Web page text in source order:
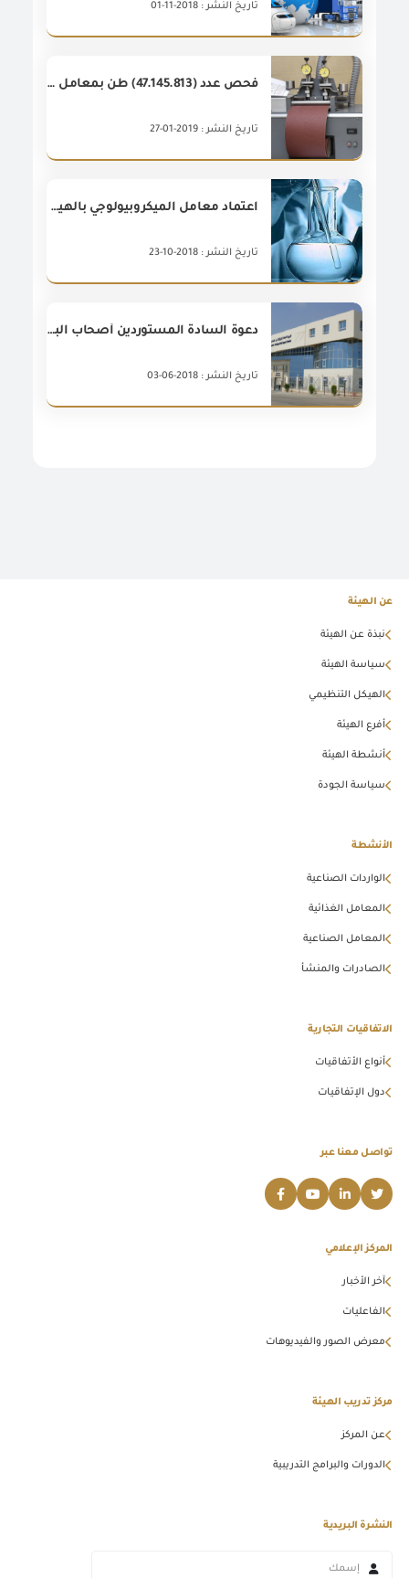
تاريخ النشر : 2018-11-01
فحص عدد (47.145.813) طن بمعامل الرقابة على الصادرات والواردات خلال عام 2018
تاريخ النشر : 2019-01-27
اعتماد معامل الميكروبيولوجي بالهيئة في إختبارات الكشف عن الأغذية المعدلة وراثياً
تاريخ النشر : 2018-10-23
دعوة السادة المستوردين أصحاب البطاقات الاستيرادية الذين تم توفيق أوضاعهم لاستلام البطاقات
تاريخ النشر : 2018-06-03
عن الهيئة
نبذة عن الهيئة
سياسة الهيئة
الهيكل التنظيمي
أفرع الهيئة
أنشطة الهيئة
سياسة الجودة
الأنشطة
الواردات الصناعية
المعامل الغذائية
المعامل الصناعية
الصادرات والمنشأ
الاتفاقيات التجارية
أنواع الأتفاقيات
دول الإتفاقيات
تواصل معنا عبر
المركز الإعلامي
آخر الأخبار
الفاعليات
معرض الصور والفيديوهات
مركز تدريب الهيئة
عن المركز
الدورات والبرامج التدريبية
النشرة البريدية